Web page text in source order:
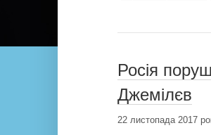
Росія
Джемілєв
22 листопада 2017